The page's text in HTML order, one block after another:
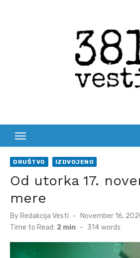
DRUŠTVO IZDVOJENO
Od utorka 17.
mere
By Redakcija Vesti
Posted
November 16,
Time to Read: 2 min - 314 words